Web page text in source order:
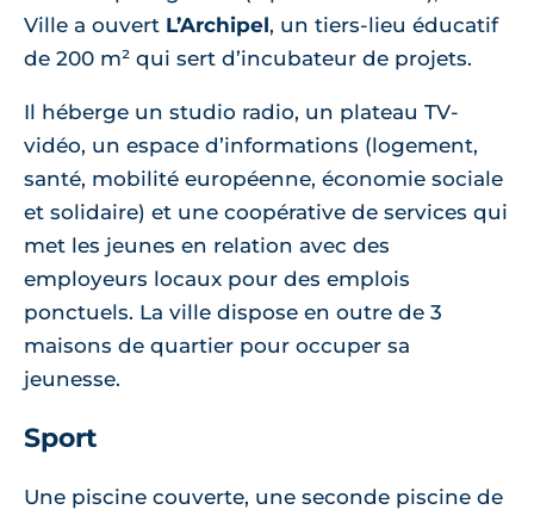
Ville a ouvert L’Archipel, un tiers-lieu éducatif
de 200 m² qui sert d’incubateur de projets.
Il héberge un studio radio, un plateau TV-
vidéo, un espace d’informations (logement,
santé, mobilité européenne, économie sociale
et solidaire) et une coopérative de services qui
met les jeunes en relation avec des
employeurs locaux pour des emplois
ponctuels. La ville dispose en outre de 3
maisons de quartier pour occuper sa
jeunesse.
Sport
Une piscine couverte, une seconde piscine de